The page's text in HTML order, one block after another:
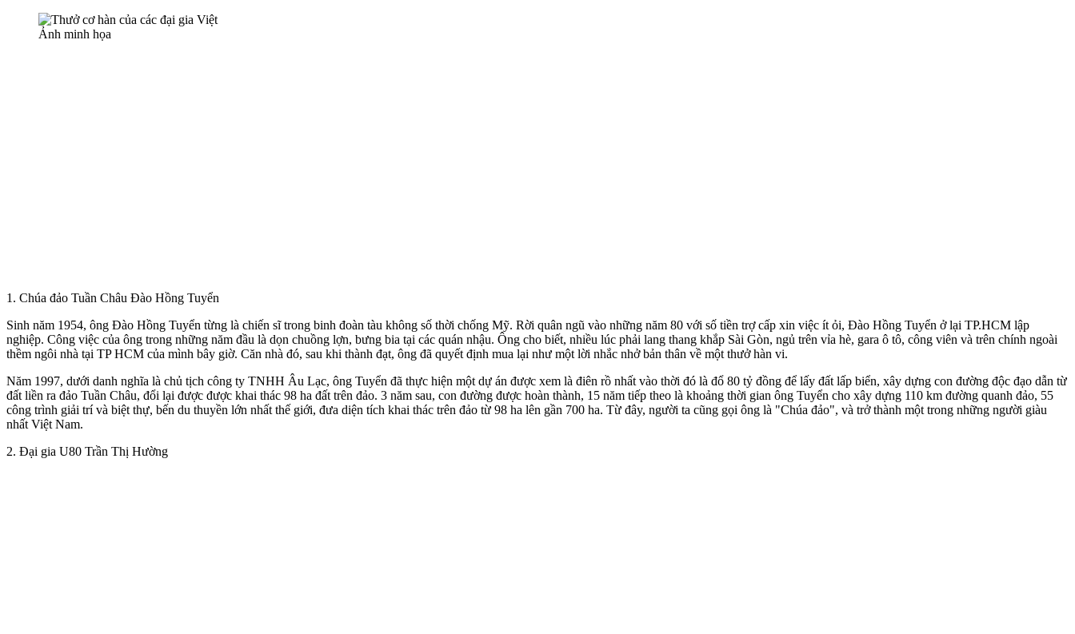
Ảnh minh họa
1. Chúa đảo Tuần Châu Đào Hồng Tuyển
Sinh năm 1954, ông Đào Hồng Tuyển từng là chiến sĩ trong binh đoàn tàu không số thời chống Mỹ. Rời quân ngũ vào những năm 80 với số tiền trợ cấp xin việc ít ỏi, Đào Hồng Tuyển ở lại TP.HCM lập
nghiệp. Công việc của ông trong những năm đầu là dọn chuồng lợn, bưng bia tại các quán nhậu. Ông cho biết, nhiều lúc phải lang thang khắp Sài Gòn, ngủ trên vỉa hè, gara ô tô, công viên và trên chính ngoài
thềm ngôi nhà tại TP HCM của mình bây giờ. Căn nhà đó, sau khi thành đạt, ông đã quyết định mua lại như một lời nhắc nhở bản thân về một thưở hàn vi.
Năm 1997, dưới danh nghĩa là chủ tịch công ty TNHH Âu Lạc, ông Tuyển đã thực hiện một dự án được xem là điên rồ nhất vào thời đó là đổ 80 tỷ đồng để lấy đất lấp biển, xây dựng con đường độc đạo dẫn từ
đất liền ra đảo Tuần Châu, đổi lại được được khai thác 98 ha đất trên đảo. 3 năm sau, con đường được hoàn thành, 15 năm tiếp theo là khoảng thời gian ông Tuyển cho xây dựng 110 km đường quanh đảo, 55
công trình giải trí và biệt thự, bến du thuyền lớn nhất thế giới, đưa diện tích khai thác trên đảo từ 98 ha lên gần 700 ha. Từ đây, người ta cũng gọi ông là "Chúa đảo", và trở thành một trong những người giàu
nhất Việt Nam.
2. Đại gia U80 Trần Thị Hường